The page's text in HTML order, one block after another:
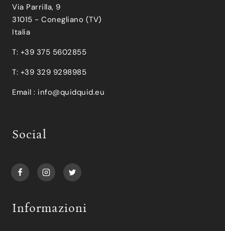
Via Parrilla, 9
31015 - Conegliano (TV)
Italia
T: +39 375 5602855
T: +39 329 9298985
Email : info@quidquid.eu
Social
Informazioni